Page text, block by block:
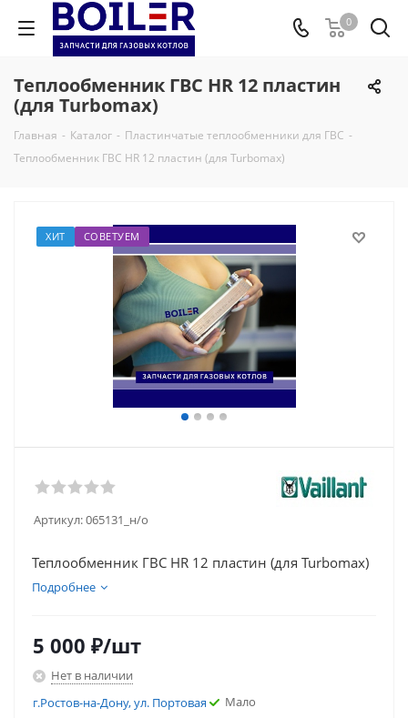
0
Теплообменник ГВС HR 12 пластин
(для Turbomax)
Главная - Каталог - Пластинчатые теплообменники для ГВС -
Теплообменник ГВС HR 12 пластин (для Turbomax)
ХИТ СОВЕТУЕМ
Артикул:065131_н/о
Теплообменник ГВС HR 12 пластин (для Turbomax)
Подробнее
5 000 ₽/шт
Нет в наличии
г.Ростов-на-Дону, ул. Портовая
Мало